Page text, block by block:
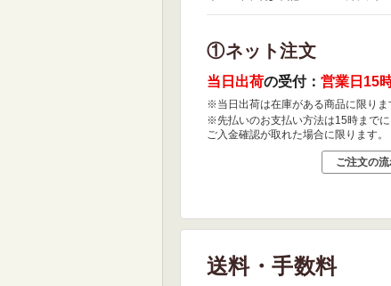
①ネット注文
当日出荷の受付： 営業日15
※当日出荷は在庫がある商品に限りま
※先払いのお支払い方法は15時までに
ご入金確認が取れた場合に限ります。
ご注文の
送料・手数料